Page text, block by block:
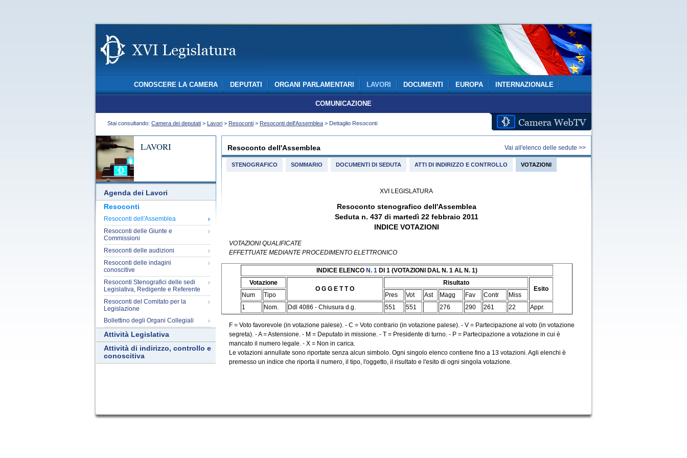
CONOSCERE LA CAMERA DEPUTATI ORGANI PARLAMENTARI LAVORI DOCUMENTI EUROPA INTERNAZIONALE
COMUNICAZIONE
Stai consultando: Camera dei deputati > Lavori > Resoconti > Resoconti dell'Assemblea > Dettaglio Resoconti
LAVORI
Agenda dei Lavori
Resoconti
Resoconti dell'Assemblea
Resoconti delle Giunte e
Commissioni
Resoconti delle audizioni
Resoconti delle indagini
conoscitive
Resoconti Stenografici delle sedi
Legislativa, Redigente e Referente
Resoconti del Comitato per la
Legislazione
Bollettino degli Organi Collegiali
Attività Legislativa
Attività di indirizzo, controllo e
conoscitiva
Resoconto dell'Assemblea Vai all'elenco delle sedute >>
STENOGRAFICO SOMMARIO DOCUMENTI DI SEDUTA ATTI DI INDIRIZZO E CONTROLLO VOTAZIONI
XVI LEGISLATURA
Resoconto stenografico dell'Assemblea
Seduta n. 437 di martedì 22 febbraio 2011
INDICE VOTAZIONI
VOTAZIONI QUALIFICATE
EFFETTUATE MEDIANTE PROCEDIMENTO ELETTRONICO
INDICE ELENCO N. 1 DI 1 (VOTAZIONI DAL N. 1 AL N. 1)
Votazione
O G G E T T O
Risultato
Esito
Num
Tipo Pres Vot Ast Magg Fav Contr
Miss
1
Nom. Ddl 4086 - Chiusura d.g. 551 551 276 290 261 22 Appr.
F = Voto favorevole (in votazione palese). - C = Voto contrario (in votazione palese). - V = Partecipazione al voto (in votazione
segreta). - A = Astensione. - M = Deputato in missione. - T = Presidente di turno. - P = Partecipazione a votazione in cui è
mancato il numero legale. - X = Non in carica.
Le votazioni annullate sono riportate senza alcun simbolo. Ogni singolo elenco contiene fino a 13 votazioni. Agli elenchi è
premesso un indice che riporta il numero, il tipo, l'oggetto, il risultato e l'esito di ogni singola votazione.